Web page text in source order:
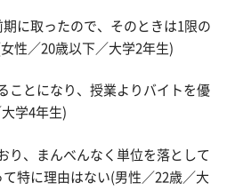
に取ったので、そのときは1限の
性／20歳以下／大学2年生)
ことになり、授業よりバイトを優
学4年生)
り、まんべんなく単位を落として
特に理由はない(男性／22歳／大